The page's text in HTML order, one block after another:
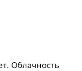
Облачность